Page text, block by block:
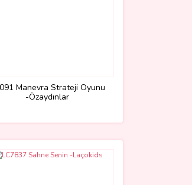
Manevra Strateji Oyunu
-Özaydınlar